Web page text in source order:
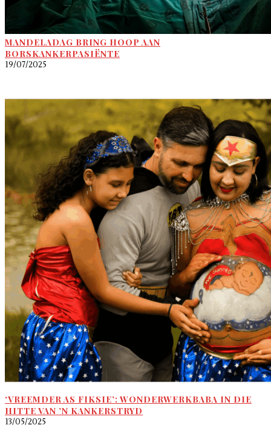
MANDELADAG BRING HOOP AAN
BORSKANKERPASIËNTE
19/07/2025
‘VREEMDER AS FIKSIE’: WONDERWERKBABA IN DIE
HITTE VAN ’N KANKERSTRYD
13/05/2025